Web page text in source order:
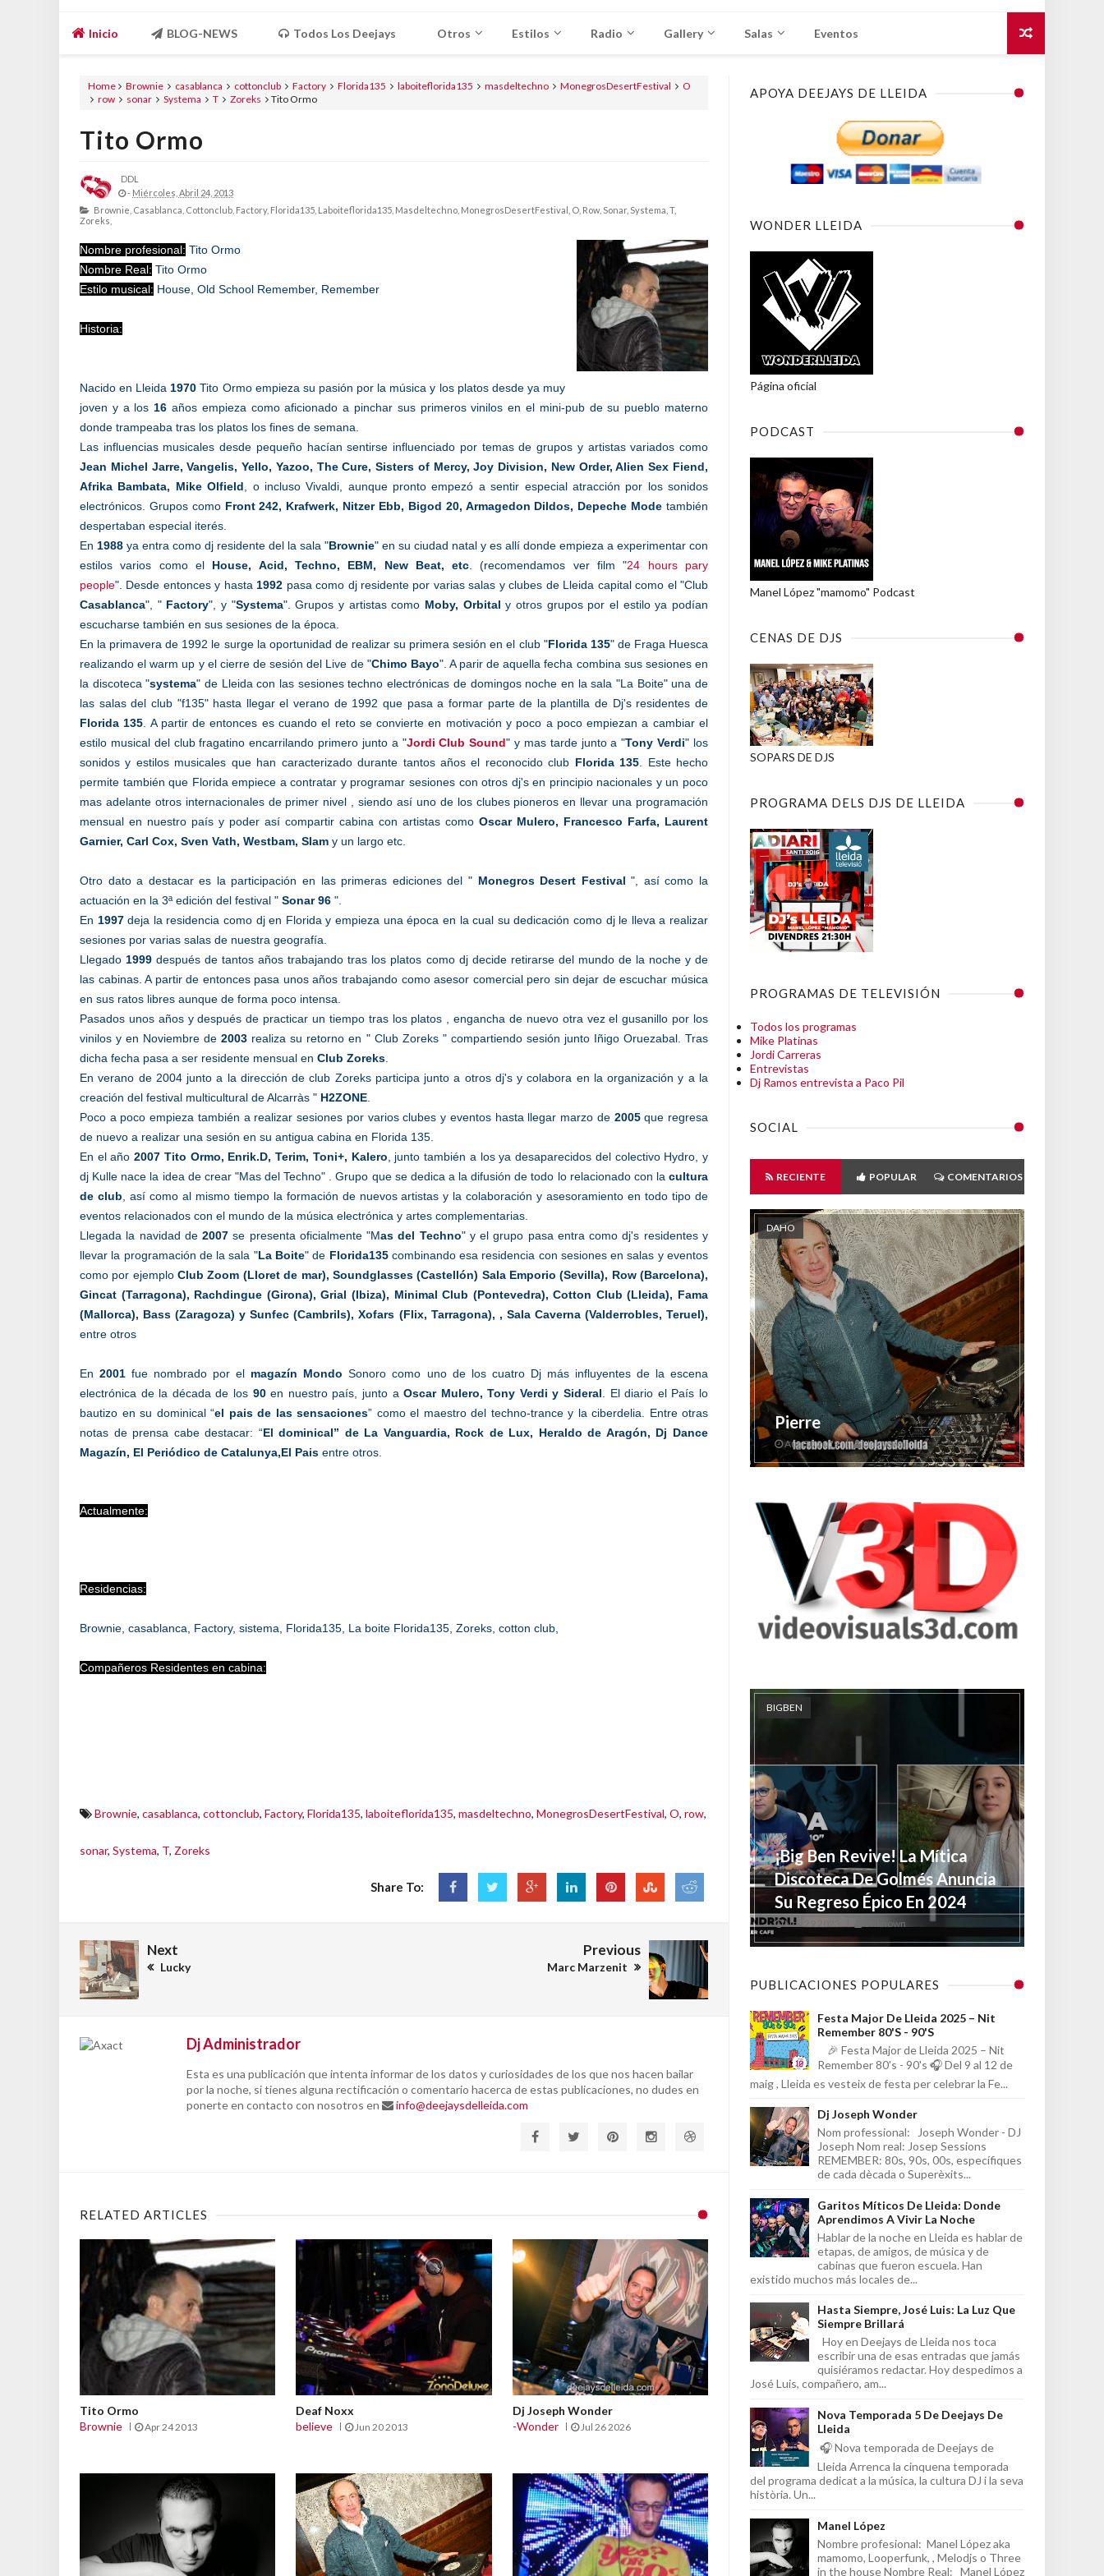
Inicio BLOG-NEWS Todos Los Deejays Otros Estilos Radio Gallery Salas Eventos
Home Brownie casablanca cottonclub Factory Florida135 laboiteflorida135 masdeltechno MonegrosDesertFestival
O
row
sonar Systema T Zoreks Tito Ormo
Tito Ormo
DDL
- Miércoles, Abril 24, 2013
Brownie, Casablanca, Cottonclub, Factory, Florida135, Laboiteflorida135, Masdeltechno, MonegrosDesertFestival, O, Row, Sonar, Systema, T,
Zoreks,
Nombre profesional: Tito Ormo
Nombre Real: Tito Ormo
Estilo musical: House, Old School Remember, Remember
Historia:
Nacido en Lleida 1970Tito Ormo empieza su pasión por la música y los platos desde ya muy
joven y a los 16años empieza como aficionado a pinchar sus primeros vinilos en el mini-pub de su pueblo materno
donde trampeaba tras los platos los fines de semana.
Las influencias musicales desde pequeño hacían sentirse influenciado por temas de grupos y artistas variados como
Jean Michel Jarre, Vangelis, Yello, Yazoo, The Cure, Sisters of Mercy, Joy Division, New Order, Alien Sex Fiend,
Afrika Bambata, Mike Olfield , o incluso Vivaldi, aunque pronto empezó a sentir especial atracción por los sonidos
electrónicos. Grupos como Front 242, Krafwerk, Nitzer Ebb, Bigod 20, Armagedon Dildos, Depeche Mode también
despertaban especial iterés.
En 1988 ya entra como dj residente del la sala "Brownie" en su ciudad natal y es allí donde empieza a experimentar con
estilos varios como el House, Acid, Techno, EBM, New Beat, etc . (recomendamos ver film "24 hours pary
people". Desde entonces y hasta 1992 pasa como dj residente por varias salas y clubes de Lleida capital como el "Club
Casablanca", " Factory", y "Systema". Grupos y artistas como Moby, Orbital y otros grupos por el estilo ya podían
escucharse también en sus sesiones de la época.
En la primavera de 1992 le surge la oportunidad de realizar su primera sesión en el club "Florida 135" de Fraga Huesca
realizando el warm up y el cierre de sesión del Live de "Chimo Bayo". A parir de aquella fecha combina sus sesiones en
la discoteca "systema" de Lleida con las sesiones techno electrónicas de domingos noche en la sala "La Boite" una de
las salas del club "f135" hasta llegar el verano de 1992 que pasa a formar parte de la plantilla de Dj's residentes de
Florida 135 . A partir de entonces es cuando el reto se convierte en motivación y poco a poco empiezan a cambiar el
estilo musical del club fragatino encarrilando primero junto a "Jordi Club Sound" y mas tarde junto a "Tony Verdi" los
sonidos y estilos musicales que han caracterizado durante tantos años el reconocido club Florida 135 . Este hecho
permite también que Florida empiece a contratar y programar sesiones con otros dj's en principio nacionales y un poco
mas adelante otros internacionales de primer nivel , siendo así uno de los clubes pioneros en llevar una programación
mensual en nuestro país y poder así compartir cabina con artistas como Oscar Mulero, Francesco Farfa, Laurent
Garnier, Carl Cox, Sven Vath, Westbam, Slam y un largo etc.
Otro dato a destacar es la participación en las primeras ediciones del " Monegros Desert Festival ", así como la
actuación en la 3ª edición del festival " Sonar 96 ".
En 1997deja la residencia como dj en Florida y empieza una época en la cual su dedicación como dj le lleva a realizar
sesiones por varias salas de nuestra geografía.
Llegado 1999 después de tantos años trabajando tras los platos como dj decide retirarse del mundo de la noche y de
las cabinas. A partir de entonces pasa unos años trabajando como asesor comercial pero sin dejar de escuchar música
en sus ratos libres aunque de forma poco intensa.
Pasados unos años y después de practicar un tiempo tras los platos , engancha de nuevo otra vez el gusanillo por los
vinilos y en Noviembre de2003 realiza su retorno en " Club Zoreks " compartiendo sesión junto Iñigo Oruezabal. Tras
dicha fecha pasa a ser residente mensual en Club Zoreks
En verano de 2004 junto a la dirección de club Zoreks participa junto a otros dj's y colabora en la organización y a la
creación del festival multicultural de Alcarràs " H2ZONE
Poco a poco empieza también a realizar sesiones por varios clubes y eventos hasta llegar marzo de 2005que regresa
de nuevo a realizar una sesión en su antigua cabina en Florida 135.
En el año2007 Tito Ormo, Enrik.D, Terim, Toni+, Kalero , junto también a los ya desaparecidos del colectivo Hydro, y
dj Kulle nace la idea de crear "Mas del Techno" . Grupo que se dedica a la difusión de todo lo relacionado con la cultura
de club , así como al mismo tiempo la formación de nuevos artistas y la colaboración y asesoramiento en todo tipo de
eventos relacionados con el mundo de la música electrónica y artes complementarias.
Llegada la navidad de2007 se presenta oficialmente "Mas del Techno" y el grupo pasa entra como dj's residentes y
llevar la programación de la sala "La Boite" de Florida135combinando esa residencia con sesiones en salas y eventos
como por ejemploClub Zoom (Lloret de mar), Soundglasses (Castellón) Sala Emporio (Sevilla), Row (Barcelona),
Gincat (Tarragona), Rachdingue (Girona), Grial (Ibiza), Minimal Club (Pontevedra), Cotton Club (Lleida), Fama
(Mallorca), Bass (Zaragoza) y Sunfec (Cambrils), Xofars (Flix, Tarragona), , Sala Caverna (Valderrobles, Teruel),
entre otros
En2001 fue nombrado por el magazín Mondo Sonoro como uno de los cuatro Dj más influyentes de la escena
electrónica de la década de los 90en nuestro país, junto aOscar Mulero, Tony Verdi y Sideral . El diario el País lo
bautizo en su dominical “el pais de las sensaciones” como el maestro del techno-trance y la ciberdelia. Entre otras
notas de prensa cabe destacar: “El dominical” de La Vanguardia, Rock de Lux, Heraldo de Aragón, Dj Dance
Magazín, El Periódico de Catalunya,El Pais entre otros.
Actualmente:
Residencias:
Brownie, casablanca, Factory, sistema, Florida135, La boite Florida135, Zoreks, cotton club,
Compañeros Residentes en cabina:
Brownie, casablanca, cottonclub, Factory, Florida135, laboiteflorida135, masdeltechno, MonegrosDesertFestival, O, row,
sonar, Systema, T, Zoreks
Share To:
Next
Lucky
Previous
Marc Marzenit
Dj Administrador
Esta es una publicación que intenta informar de los datos y curiosidades de los que nos hacen bailar
por la noche, si tienes alguna rectificación o comentario hacerca de estas publicaciones, no dudes en
ponerte en contacto con nosotros en
info@deejaysdelleida.com
RELATED ARTICLES
Tito Ormo
Brownie
Apr 24 2013
Deaf Noxx
believe
Jun 20 2013
Dj Joseph Wonder
-Wonder
Jul 26 2026
APOYA DEEJAYS DE LLEIDA
WONDER LLEIDA
Página oficial
PODCAST
Manel López "mamomo" Podcast
CENAS DE DJS
SOPARS DE DJS
PROGRAMA DELS DJS DE LLEIDA
PROGRAMAS DE TELEVISIÓN
Todos los programas
Mike Platinas
Jordi Carreras
Entrevistas
Dj Ramos entrevista a Paco Pil
SOCIAL
RECIENTE POPULAR COMENTARIOS
DAHO
Pierre
Aug 30 2019 Unknown
BIGBEN
¡Big Ben Revive! La Mítica
Discoteca De Golmés Anuncia
Su Regreso Épico En 2024
Nov 29 2023 Unknown
PUBLICACIONES POPULARES
Festa Major De Lleida 2025 – Nit
Remember 80's - 90's
🎉 Festa Major de Lleida 2025 – Nit
Remember 80's - 90's 🎧 Del 9 al 12 de
maig , Lleida es vesteix de festa per celebrar la Fe...
Dj Joseph Wonder
Nom professional: Joseph Wonder - DJ
Joseph Nom real: Josep Sessions
REMEMBER: 80s, 90s, 00s, específiques
de cada dècada o Superèxits...
Garitos Míticos De Lleida: Donde
Aprendimos A Vivir La Noche
Hablar de la noche en Lleida es hablar de
etapas, de amigos, de música y de
cabinas que fueron escuela. Han
existido muchos más locales de...
Hasta Siempre, José Luis: La Luz Que
Siempre Brillará
Hoy en Deejays de Lleida nos toca
escribir una de esas entradas que jamás
quisiéramos redactar. Hoy despedimos a
José Luis, compañero, am...
Nova Temporada 5 De Deejays De
Lleida
🎧 Nova temporada de Deejays de
Lleida Arrenca la cinquena temporada
del programa dedicat a la música, la cultura DJ i la seva
història. Un...
Manel López
Nombre profesional: Manel López aka
mamomo, Looperfunk, , Melodjs o Three
in the house Nombre Real: Manel López